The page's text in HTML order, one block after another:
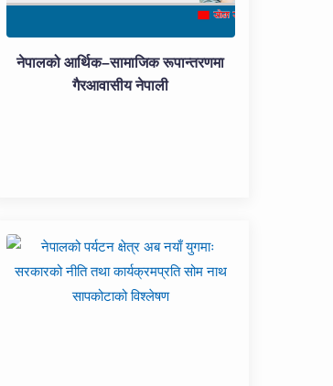
नेपालको आर्थिक–सामाजिक रूपान्तरणमा
गैरआवासीय नेपाली